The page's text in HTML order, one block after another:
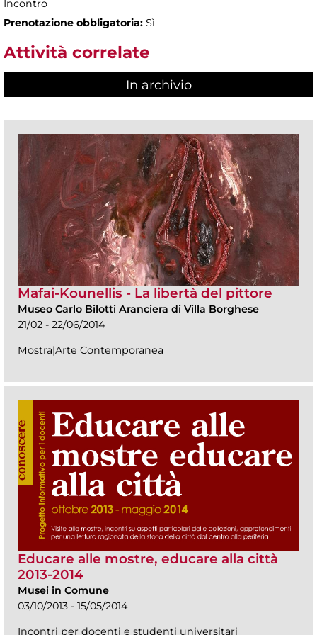
Incontro
Prenotazione obbligatoria: Sì
Attività correlate
In archivio
Mafai-Kounellis - La libertà del pittore
Museo Carlo Bilotti Aranciera di Villa Borghese
21/02 - 22/06/2014
Mostra|Arte Contemporanea
Educare alle mostre, educare alla città
2013-2014
Musei in Comune
03/10/2013 - 15/05/2014
Incontri per docenti e studenti universitari